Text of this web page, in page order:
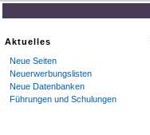
Aktuelles
Neue Seiten
Neuerwerbungslisten
Neue Datenbanken
Führungen und Schulungen